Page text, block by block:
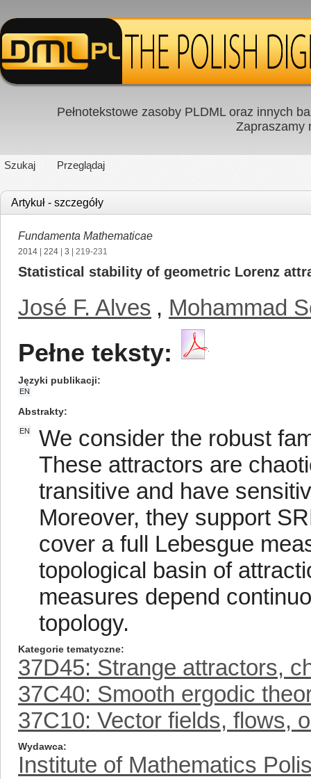
Pełnotekstowe zasoby PLDML oraz innych
Zapraszamy
Szukaj Przeglądaj
Artykuł - szczegóły
Fundamenta Mathematicae
2014 224 3 | 219-231
Statistical stability of geometric Lorenz
José F. Alves , Mohammad
Pełne teksty:
Języki publikacji
EN
Abstrakty
EN
We consider the robust
These attractors are
transitive and have
Moreover, they support
cover a full Lebesgue
topological basin of
measures depend
topology.
Kategorie tematyczne
37D45: Strange attractors,
37C40: Smooth ergodic
37C10: Vector fields, flows,
Wydawca
Institute of Mathematics